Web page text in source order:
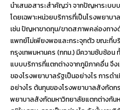
นำเสนอสาระสำคัญว่า จากปัญหาระบบ
โดยเฉพาะหน่วยบริการที่เป็นโรงพยาบ
เช่น ปัญหาขาดทุน/ขาดสภาพคล่องทาง
แพทย์ไม่เพียงพอและกระจุกตัว ขณะที่บ
กรุงเทพมหานคร (กทม.) มีความซับซ้อน
แบบบริการที่แตกต่างจากภูมิภาคอื่น จึง
ของโรงพยาบาลรัฐเป็นอย่างไร การด
อย่างไร ต้นทุนของโรงพยาบาลสังกัดก
พยาบาลสังกัดมหาวิทยาลัยแตกต่างกัน